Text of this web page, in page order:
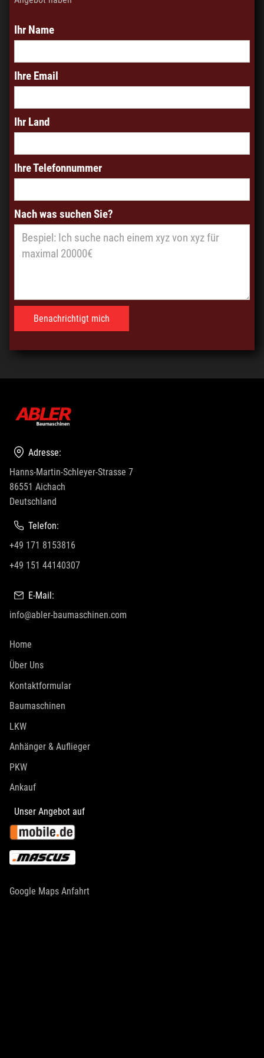
Ihr Name
Ihre Email
Ihr Land
Ihre Telefonnummer
Nach was suchen Sie?
Adresse:
Hanns-Martin-Schleyer-Strasse 7
86551 Aichach
Deutschland
Telefon:
+49 171 8153816
+49 151 44140307
E-Mail:
info@abler-baumaschinen.com
Home
Über Uns
Kontaktformular
Baumaschinen
LKW
Anhänger & Auflieger
PKW
Ankauf
Unser Angebot auf
Google Maps Anfahrt